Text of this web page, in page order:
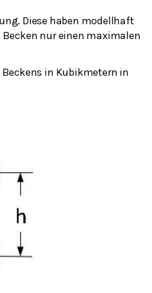
Diese haben modellhaft
nur einen maximalen
in Kubikmetern in